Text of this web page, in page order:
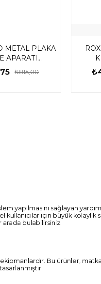
METAL PLAKA
APARATI
₺815,00
yapılmasını sağlayan
için büyük kolaylık
arada bulabilirsiniz.
Bu ürünler,